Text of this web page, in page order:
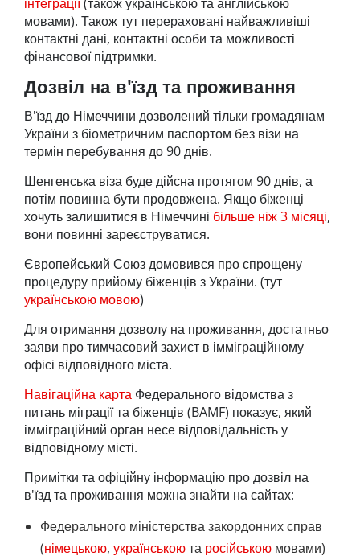
мовами). Також тут перераховані найважливіші
контактні дані, контактні особи та можливості
фінансової підтримки.
Дозвіл на в'їзд та проживання
В'їзд до Німеччини дозволений тільки громадянам
України з біометричним паспортом без візи на
термін перебування до 90 днів.
Шенгенська віза буде дійсна протягом 90 днів, а
потім повинна бути продовжена. Якщо біженці
хочуть залишитися в Німеччині більше ніж 3 місяці,
вони повинні зареєструватися.
Європейський Союз домовився про спрощену
процедуру прийому біженців з України. (тут
українською мовою)
Для отримання дозволу на проживання, достатньо
заяви про тимчасовий захист в імміграційному
офісі відповідного міста.
Навігаційна карта Федерального відомства з
питань міграції та біженців (BAMF) показує, який
імміграційний орган несе відповідальність у
відповідному місті.
Примітки та офіційну інформацію про дозвіл на
в'їзд та проживання можна знайти на сайтах:
Федерального міністерства закордонних справ
(німецькою, українськоюта російською мовами)